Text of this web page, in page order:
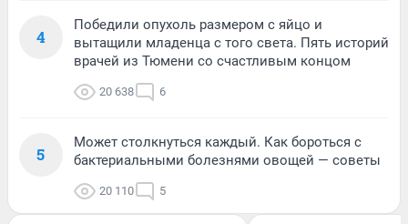
4
Победили опухоль размером с яйцо и
вытащили младенца с того света. Пять историй
врачей из Тюмени со счастливым концом
20 638 6
5
Может столкнуться каждый. Как бороться с
бактериальными болезнями овощей — советы
20 110 5